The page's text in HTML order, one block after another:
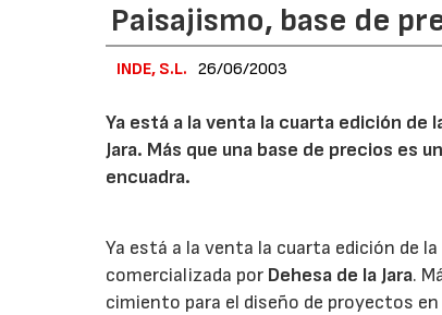
Paisajismo, base de
INDE, S.L. 26/06/2003
Ya está a la venta la cuarta edición de
Jara. Más que una base de precios es
encuadra.
Ya está a la venta la cuarta edición de
comercializada por Dehesa de la Jara.
cimiento para el diseño de proyectos